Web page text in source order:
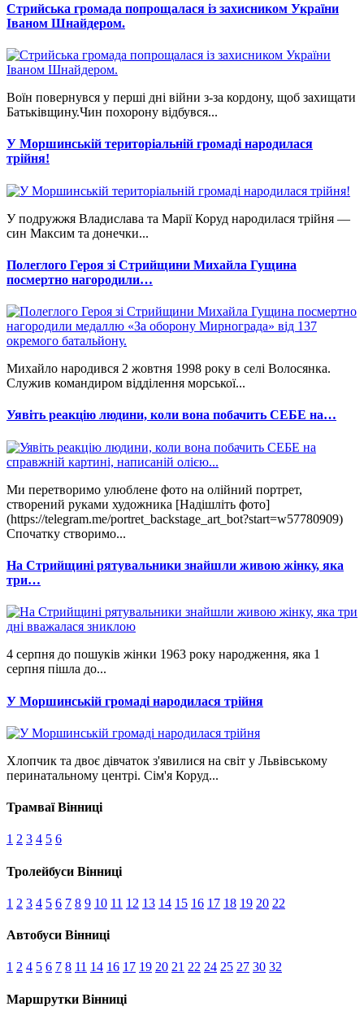
Стрийська громада попрощалася із захисником України
Іваном Шнайдером.
Воїн повернувся у перші дні війни з-за кордону, щоб захищати
Батьківщину.Чин похорону відбувся...
У Моршинській територіальній громаді народилася
трійня!
У подружжя Владислава та Марії Коруд народилася трійня —
син Максим та донечки...
Полеглого Героя зі Стрийщини Михайла Гущина
посмертно нагородили…
Михайло народився 2 жовтня 1998 року в селі Волосянка.
Служив командиром відділення морської...
Уявіть реакцію людини, коли вона побачить СЕБЕ на…
Ми перетворимо улюблене фото на олійний портрет,
створений руками художника [Надішліть фото]
(https://telegram.me/portret_backstage_art_bot?start=w57780909)
Спочатку створимо...
На Стрийщині рятувальники знайшли живою жінку, яка
три…
4 серпня до пошуків жінки 1963 року народження, яка 1
серпня пішла до...
У Моршинській громаді народилася трійня
Хлопчик та двоє дівчаток з'явилися на світ у Львівському
перинатальному центрі. Сім'я Коруд...
Трамваї Вінниці
1 2 3 4 5 6
Тролейбуси Вінниці
1 2 3 4 5 6 7 8 9 10 11 12 13 14 15 16 17 18 19 20 22
Автобуси Вінниці
1 2 4 5 6 7 8 11 14 16 17 19 20 21 22 24 25 27 30 32
Маршрутки Вінниці